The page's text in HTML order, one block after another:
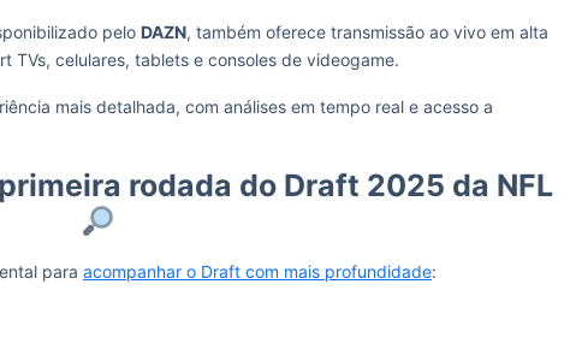
pelo DAZN, também oferece transmissão ao vivo em alta
TVs, celulares, tablets e consoles de videogame.
mais detalhada, com análises em tempo real e acesso a
rodada do Draft 2025 da NFL
para acompanhar o Draft com mais profundidade: